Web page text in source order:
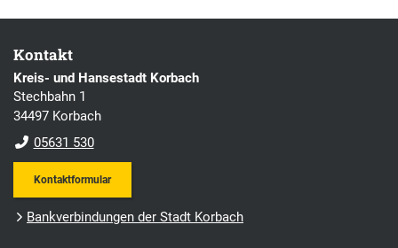
Kontakt
Kreis- und Hansestadt Korbach
Stechbahn 1
34497 Korbach
05631 530
Kontaktformular
Bankverbindungen der Stadt Korbach